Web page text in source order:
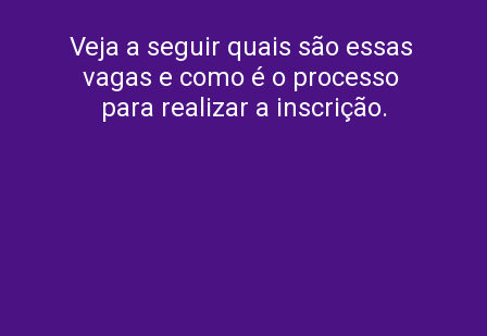
Veja a seguir quais são essas
vagas e como é o processo
para realizar a inscrição.